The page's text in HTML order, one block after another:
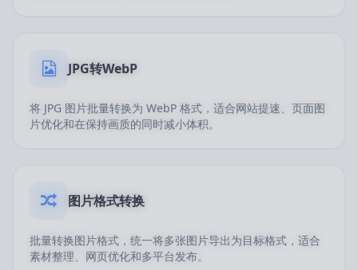
JPG转WebP
将 JPG 图片批量转换为 WebP 格式，适合网站提速、页面图
片优化和在保持画质的同时减小体积。
图片格式转换
批量转换图片格式，统一将多张图片导出为目标格式，适合
素材整理、网页优化和多平台发布。